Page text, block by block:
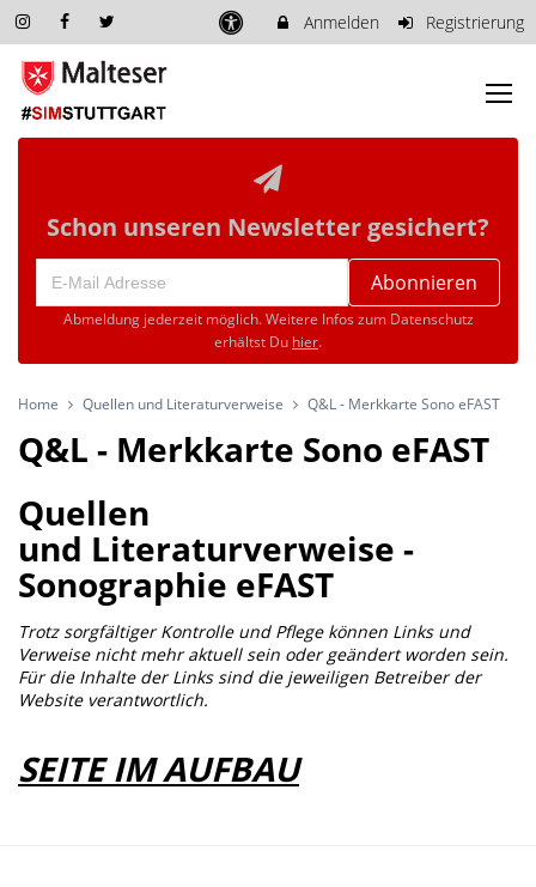
Anmelden Registrierung
Schon unseren Newsletter gesichert?
Abonnieren
Abmeldung jederzeit möglich. Weitere Infos zum Datenschutz
erhältst Du hier.
Home Quellen und Literaturverweise Q&L - Merkkarte Sono eFAST
Q&L - Merkkarte Sono eFAST
Quellen
und Literaturverweise -
Sonographie eFAST
Trotz sorgfältiger Kontrolle und Pflege können Links und
Verweise nicht mehr aktuell sein oder geändert worden sein.
Für die Inhalte der Links sind die jeweiligen Betreiber der
Website verantwortlich.
SEITE IM AUFBAU